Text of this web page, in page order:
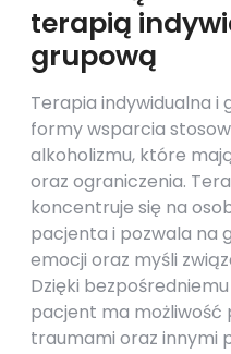
terapią
grupową
Terapia indywidualna i
formy wsparcia
alkoholizmu, które
oraz ograniczenia.
koncentruje się na
pacjenta i pozwala na
emocji oraz myśli
Dzięki
pacjent ma możliwość
traumami oraz innymi